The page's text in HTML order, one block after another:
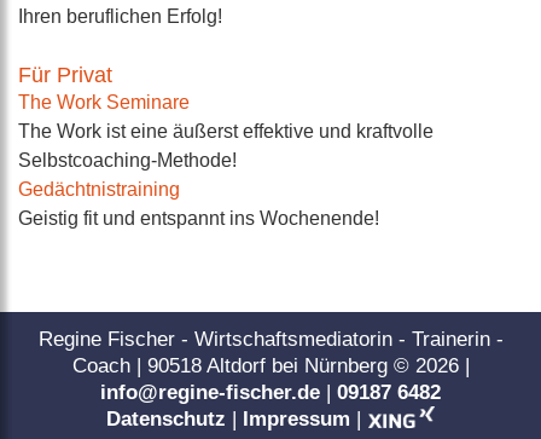
Ihren beruflichen Erfolg!
Für Privat
The Work Seminare
The Work ist eine äußerst effektive und kraftvolle
Selbstcoaching-Methode!
Gedächtnistraining
Geistig fit und entspannt ins Wochenende!
Regine Fischer - Wirtschaftsmediatorin - Trainerin -
Coach | 90518 Altdorf bei Nürnberg © 2026|
info@regine-fischer.de | 09187 6482
Datenschutz | Impressum |